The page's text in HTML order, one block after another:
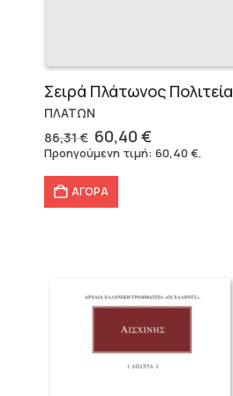
Σειρά Πλάτωνος Πολιτεία
ΠΛΑΤΩΝ
86,31€ Original
price
86,31 €.
60,40€
τρέχουσα
Προηγούμενη τιμή: 60,40€.
ΑΓΟΡΑ